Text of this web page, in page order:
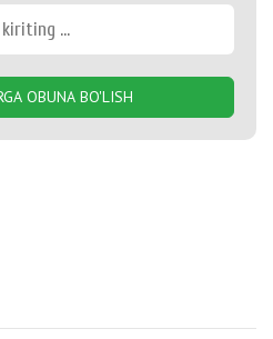
OBUNA BO'LISH